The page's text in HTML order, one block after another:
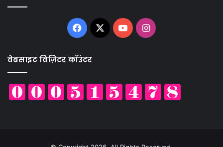
Facebook
X YouTubeInstagram
वेबसाइट विज़िटर कॉउंटर